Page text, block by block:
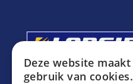
Deze website maakt
gebruik van cookies.